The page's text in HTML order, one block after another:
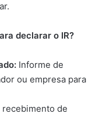
declarar o IR?
Informe de
ou empresa para
de